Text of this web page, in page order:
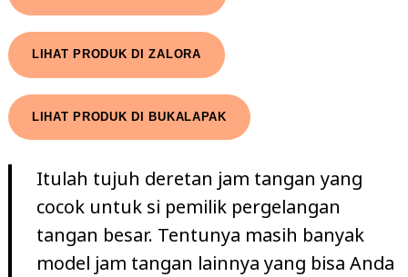
LIHAT PRODUK DI ZALORA
LIHAT PRODUK DI BUKALAPAK
Itulah tujuh deretan jam tangan yang
cocok untuk si pemilik pergelangan
tangan besar. Tentunya masih banyak
model jam tangan lainnya yang bisa Anda